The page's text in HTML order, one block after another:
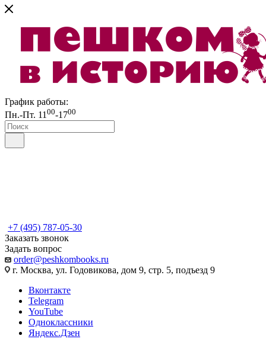
График работы:
Пн.-Пт. 11 00-1700
+7 (495) 787-05-30
Заказать звонок
Задать вопрос
order@peshkombooks.ru
г. Москва, ул. Годовикова, дом 9, стр. 5, подъезд 9
Вконтакте
Telegram
YouTube
Одноклассники
Яндекс.Дзен